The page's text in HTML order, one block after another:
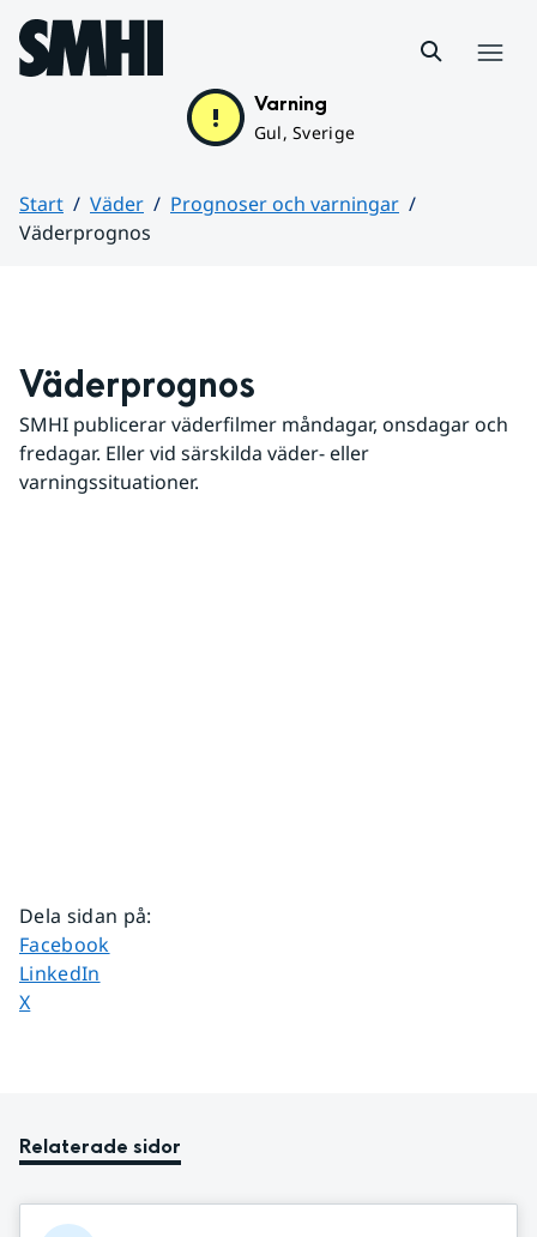
Hoppa till sidans innehåll
Varning
Gul, Sverige
Start Väder
Prognoser och varningar
Väderprognos
Väderprognos
SMHI publicerar väderfilmer måndagar, onsdagar och
fredagar. Eller vid särskilda väder- eller
varningssituationer.
Dela sidan på:
Dela sidan på
Facebook
Dela sidan på
LinkedIn
Dela sidan på
X
Relaterade sidor